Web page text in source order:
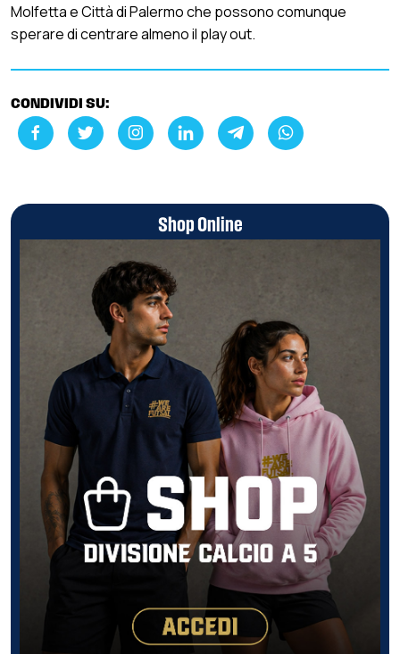
Molfetta e Città di Palermo che possono comunque
sperare di centrare almeno il play out.
CONDIVIDI SU:
Shop Online